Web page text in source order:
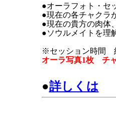
●オーラフォト・セ
●現在の各チャクラ
●現在の貴方の肉体
●ソウルメイトを理
※セッション時間
オーラ写真1枚 チ
●詳しくは